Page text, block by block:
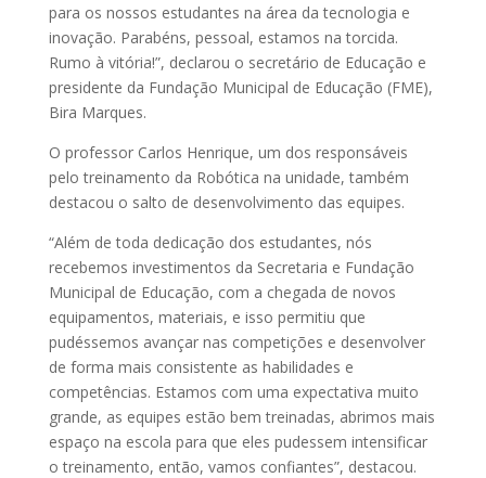
para os nossos estudantes na área da tecnologia e
inovação. Parabéns, pessoal, estamos na torcida.
Rumo à vitória!”, declarou o secretário de Educação e
presidente da Fundação Municipal de Educação (FME),
Bira Marques.
O professor Carlos Henrique, um dos responsáveis
pelo treinamento da Robótica na unidade, também
destacou o salto de desenvolvimento das equipes.
“Além de toda dedicação dos estudantes, nós
recebemos investimentos da Secretaria e Fundação
Municipal de Educação, com a chegada de novos
equipamentos, materiais, e isso permitiu que
pudéssemos avançar nas competições e desenvolver
de forma mais consistente as habilidades e
competências. Estamos com uma expectativa muito
grande, as equipes estão bem treinadas, abrimos mais
espaço na escola para que eles pudessem intensificar
o treinamento, então, vamos confiantes”, destacou.